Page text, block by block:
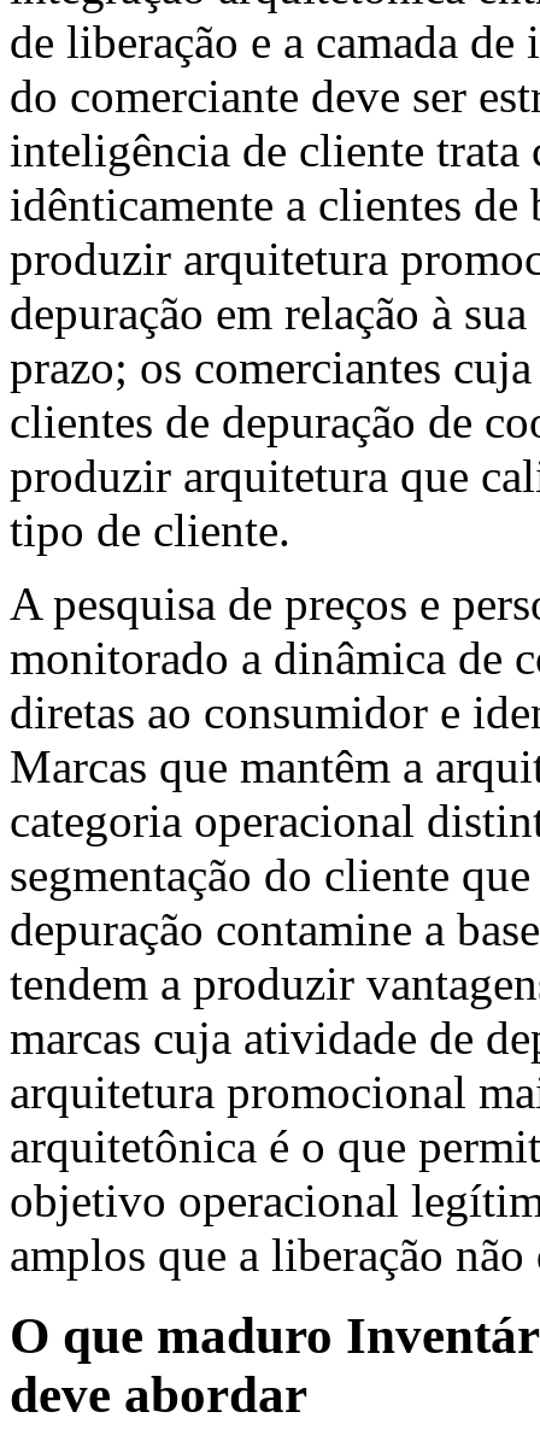
de liberação e a camada
do comerciante deve ser
inteligência de cliente trata
idênticamente a clientes de
produzir arquitetura
depuração em relação à
prazo; os comerciantes
clientes de depuração de
produzir arquitetura que
tipo de cliente.
A pesquisa de preços e
monitorado a dinâmica de
diretas ao consumidor e
Marcas que mantêm a
categoria operacional
segmentação do cliente
depuração contamine a
tendem a produzir
marcas cuja atividade de
arquitetura promocional
arquitetônica é o que
objetivo operacional
amplos que a liberação
O que maduro
deve abordar